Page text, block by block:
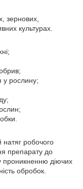
зернових,
культурах.
у рослину;
робочого
препарату до
проникненню діючих
обробок.